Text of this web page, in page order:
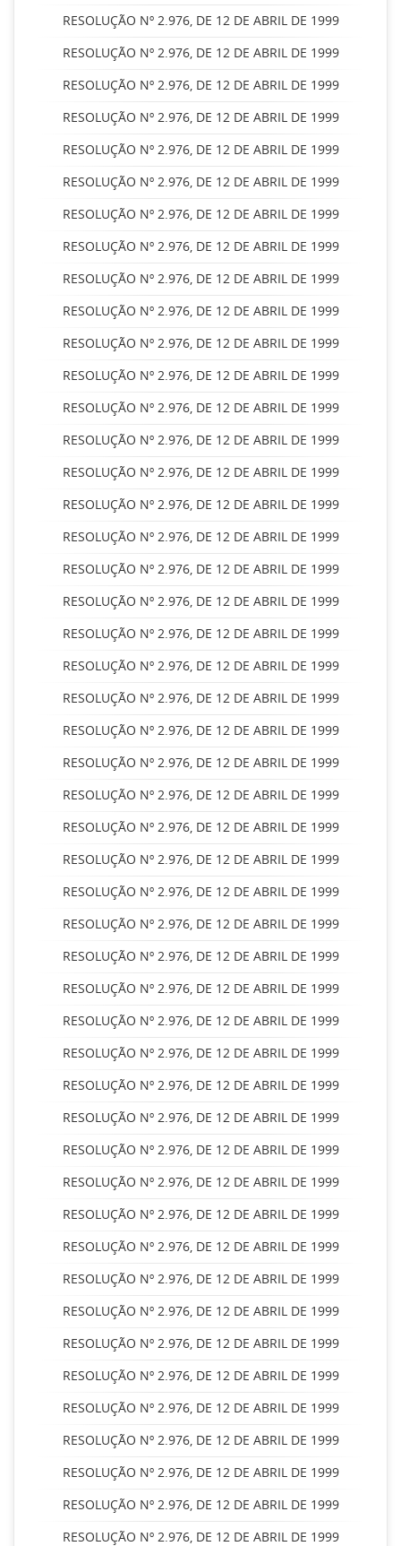
RESOLUÇÃO Nº 2.976, DE 12 DE ABRIL DE 1999
RESOLUÇÃO Nº 2.976, DE 12 DE ABRIL DE 1999
RESOLUÇÃO Nº 2.976, DE 12 DE ABRIL DE 1999
RESOLUÇÃO Nº 2.976, DE 12 DE ABRIL DE 1999
RESOLUÇÃO Nº 2.976, DE 12 DE ABRIL DE 1999
RESOLUÇÃO Nº 2.976, DE 12 DE ABRIL DE 1999
RESOLUÇÃO Nº 2.976, DE 12 DE ABRIL DE 1999
RESOLUÇÃO Nº 2.976, DE 12 DE ABRIL DE 1999
RESOLUÇÃO Nº 2.976, DE 12 DE ABRIL DE 1999
RESOLUÇÃO Nº 2.976, DE 12 DE ABRIL DE 1999
RESOLUÇÃO Nº 2.976, DE 12 DE ABRIL DE 1999
RESOLUÇÃO Nº 2.976, DE 12 DE ABRIL DE 1999
RESOLUÇÃO Nº 2.976, DE 12 DE ABRIL DE 1999
RESOLUÇÃO Nº 2.976, DE 12 DE ABRIL DE 1999
RESOLUÇÃO Nº 2.976, DE 12 DE ABRIL DE 1999
RESOLUÇÃO Nº 2.976, DE 12 DE ABRIL DE 1999
RESOLUÇÃO Nº 2.976, DE 12 DE ABRIL DE 1999
RESOLUÇÃO Nº 2.976, DE 12 DE ABRIL DE 1999
RESOLUÇÃO Nº 2.976, DE 12 DE ABRIL DE 1999
RESOLUÇÃO Nº 2.976, DE 12 DE ABRIL DE 1999
RESOLUÇÃO Nº 2.976, DE 12 DE ABRIL DE 1999
RESOLUÇÃO Nº 2.976, DE 12 DE ABRIL DE 1999
RESOLUÇÃO Nº 2.976, DE 12 DE ABRIL DE 1999
RESOLUÇÃO Nº 2.976, DE 12 DE ABRIL DE 1999
RESOLUÇÃO Nº 2.976, DE 12 DE ABRIL DE 1999
RESOLUÇÃO Nº 2.976, DE 12 DE ABRIL DE 1999
RESOLUÇÃO Nº 2.976, DE 12 DE ABRIL DE 1999
RESOLUÇÃO Nº 2.976, DE 12 DE ABRIL DE 1999
RESOLUÇÃO Nº 2.976, DE 12 DE ABRIL DE 1999
RESOLUÇÃO Nº 2.976, DE 12 DE ABRIL DE 1999
RESOLUÇÃO Nº 2.976, DE 12 DE ABRIL DE 1999
RESOLUÇÃO Nº 2.976, DE 12 DE ABRIL DE 1999
RESOLUÇÃO Nº 2.976, DE 12 DE ABRIL DE 1999
RESOLUÇÃO Nº 2.976, DE 12 DE ABRIL DE 1999
RESOLUÇÃO Nº 2.976, DE 12 DE ABRIL DE 1999
RESOLUÇÃO Nº 2.976, DE 12 DE ABRIL DE 1999
RESOLUÇÃO Nº 2.976, DE 12 DE ABRIL DE 1999
RESOLUÇÃO Nº 2.976, DE 12 DE ABRIL DE 1999
RESOLUÇÃO Nº 2.976, DE 12 DE ABRIL DE 1999
RESOLUÇÃO Nº 2.976, DE 12 DE ABRIL DE 1999
RESOLUÇÃO Nº 2.976, DE 12 DE ABRIL DE 1999
RESOLUÇÃO Nº 2.976, DE 12 DE ABRIL DE 1999
RESOLUÇÃO Nº 2.976, DE 12 DE ABRIL DE 1999
RESOLUÇÃO Nº 2.976, DE 12 DE ABRIL DE 1999
RESOLUÇÃO Nº 2.976, DE 12 DE ABRIL DE 1999
RESOLUÇÃO Nº 2.976, DE 12 DE ABRIL DE 1999
RESOLUÇÃO Nº 2.976, DE 12 DE ABRIL DE 1999
RESOLUÇÃO Nº 2.976, DE 12 DE ABRIL DE 1999